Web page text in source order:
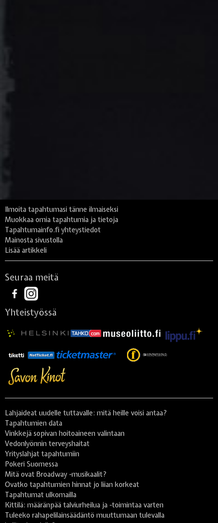
Ilmoita tapahtumasi tänne ilmaiseksi
Muokkaa omia tapahtumia ja tietoja
Tapahtumainfo.fi yhteystiedot
Mainosta sivustolla
Lisää artikkeli
Seuraa meitä
Yhteistyössä
Lahjaideat uudelle tuttavalle: mitä heille voisi antaa?
Tapahtumien data
Vinkkejä sopivan hoitoaineen valintaan
Vedonlyönnin terveyshaitat
Yrityslahjat tapahtumiin
Pokeri Suomessa
Mitä ovat Broadway -musikaalit?
Ovatko tapahtumien hinnat jo liian korkeat
Tapahtumat ulkomailla
Kittilä: määränpää talviurheilua ja -toimintaa varten
Tuleeko rahapelilainsäädäntö muuttumaan tulevalla